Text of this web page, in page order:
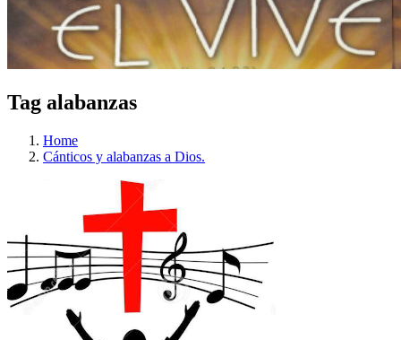
Tag alabanzas
Home
Cánticos y alabanzas a Dios.